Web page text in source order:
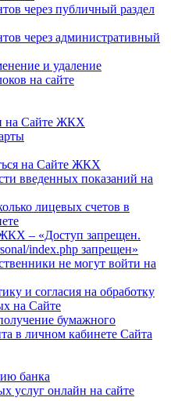
через публичный раздел
через административный
и удаление
на сайте
на Сайте ЖКХ
на Сайте ЖКХ
введенных показаний на
лицевых счетов в
– «Доступ запрещен.
index.php запрещен»
не могут войти на
и согласия на обработку
на Сайте
бумажного
в личном кабинете Сайта
банка
услуг онлайн на сайте